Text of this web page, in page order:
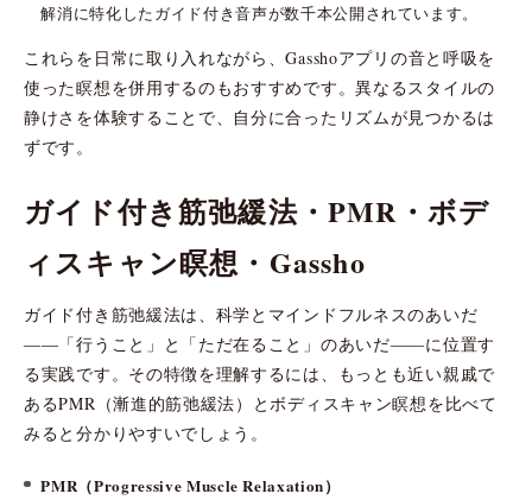
解消に特化したガイド付き音声が数千本公開されています。
これらを日常に取り入れながら、Gasshoアプリの音と呼吸を
使った瞑想を併用するのもおすすめです。異なるスタイルの
静けさを体験することで、自分に合ったリズムが見つかるは
ずです。
ガイド付き筋弛緩法・PMR・ボデ
ィスキャン瞑想・Gassho
ガイド付き筋弛緩法は、科学とマインドフルネスのあいだ
――「行うこと」と「ただ在ること」のあいだ――に位置す
る実践です。その特徴を理解するには、もっとも近い親戚で
あるPMR（漸進的筋弛緩法）とボディスキャン瞑想を比べて
みると分かりやすいでしょう。
PMR（Progressive Muscle Relaxation）